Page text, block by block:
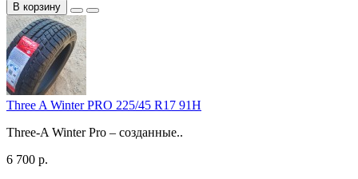
В корзину
Three A Winter PRO 225/45 R17 91H
Three-A Winter Pro – созданные..
6 700 р.